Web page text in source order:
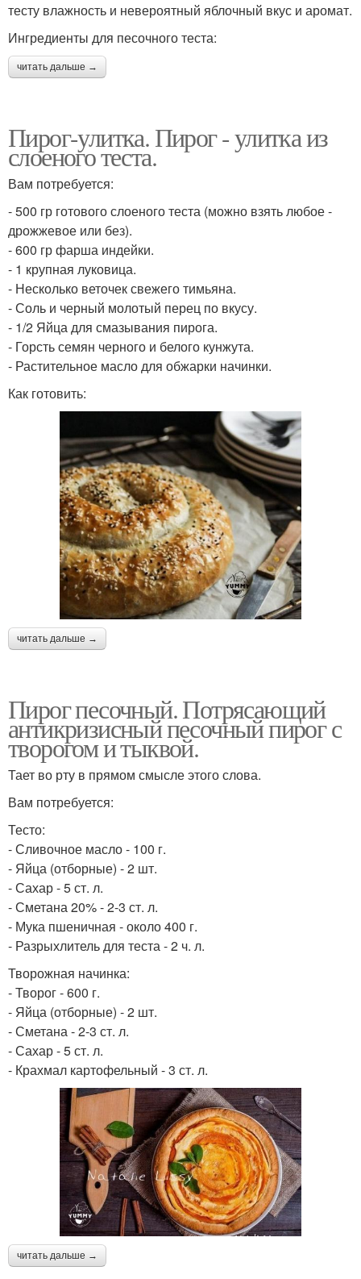
тесту влажность и невероятный яблочный вкус и аромат.
Ингредиенты для песочного теста:
читать дальше →
Пирог-улитка. Пирог - улитка из
слоеного теста.
Вам потребуется:
- 500 гр готового слоеного теста (можно взять любое -
дрожжевое или без).
- 600 гр фарша индейки.
- 1 крупная луковица.
- Несколько веточек свежего тимьяна.
- Соль и черный молотый перец по вкусу.
- 1/2 Яйца для смазывания пирога.
- Горсть семян черного и белого кунжута.
- Растительное масло для обжарки начинки.
Как готовить:
читать дальше →
Пирог песочный. Потрясающий
антикризисный песочный пирог с
творогом и тыквой.
Тает во рту в прямом смысле этого слова.
Вам потребуется:
Тесто:
- Сливочное масло - 100 г.
- Яйца (отборные) - 2 шт.
- Сахар - 5 ст. л.
- Сметана 20% - 2-3 ст. л.
- Мука пшеничная - около 400 г.
- Разрыхлитель для теста - 2 ч. л.
Творожная начинка:
- Творог - 600 г.
- Яйца (отборные) - 2 шт.
- Сметана - 2-3 ст. л.
- Сахар - 5 ст. л.
- Крахмал картофельный - 3 ст. л.
читать дальше →